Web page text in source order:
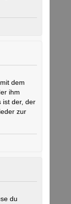
dem
ihm
ist der, der
zur
du